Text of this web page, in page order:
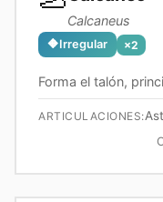
Calcaneus
🔶Irregular ×2
Forma el talón,
ARTICULACIONES: